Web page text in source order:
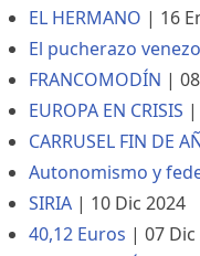
EL HERMANO | 16
El pucherazo
FRANCOMODÍN |
EUROPA EN CRISIS |
CARRUSEL FIN DE
Autonomismo y
SIRIA | 10 Dic 2024
40,12 Euros | 07